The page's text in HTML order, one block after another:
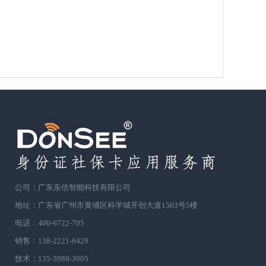
公司：广东东信智能科技有限公司
地址：广东省广州市黄埔区科学城开创大道1503号5楼
电话：400-6722-705
销售：138-2221-6429
技术：135-3988-3005